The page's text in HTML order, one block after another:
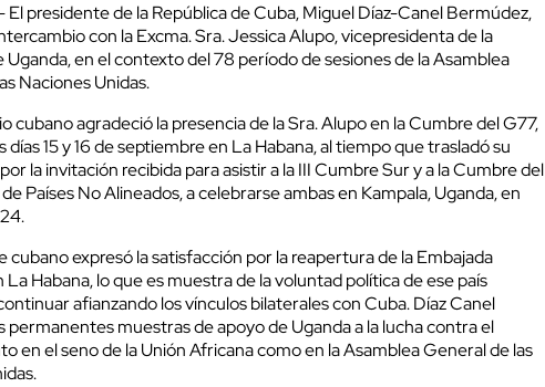
El presidente de la República de Cuba, Miguel Díaz-Canel Bermúdez,
con la Excma. Sra. Jessica Alupo, vicepresidenta de la
Uganda, en el contexto del 78 período de sesiones de la Asamblea
Naciones Unidas.
cubano agradeció la presencia de la Sra. Alupo en la Cumbre del G77,
días 15 y 16 de septiembre en La Habana, al tiempo que trasladó su
la invitación recibida para asistir a la III Cumbre Sur y a la Cumbre del
Países No Alineados, a celebrarse ambas en Kampala, Uganda, en
cubano expresó la satisfacción por la reapertura de la Embajada
La Habana, lo que es muestra de la voluntad política de ese país
afianzando los vínculos bilaterales con Cuba. Díaz Canel
permanentes muestras de apoyo de Uganda a la lucha contra el
en el seno de la Unión Africana como en la Asamblea General de las